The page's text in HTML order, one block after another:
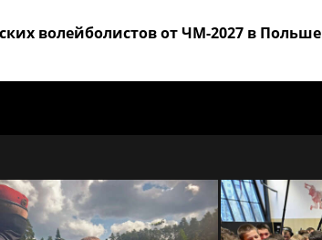
волейболистов от ЧМ-2027 в Польше